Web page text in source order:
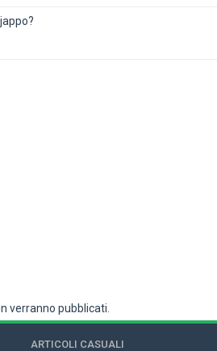
verranno pubblicati.
ARTICOLI CASUALI